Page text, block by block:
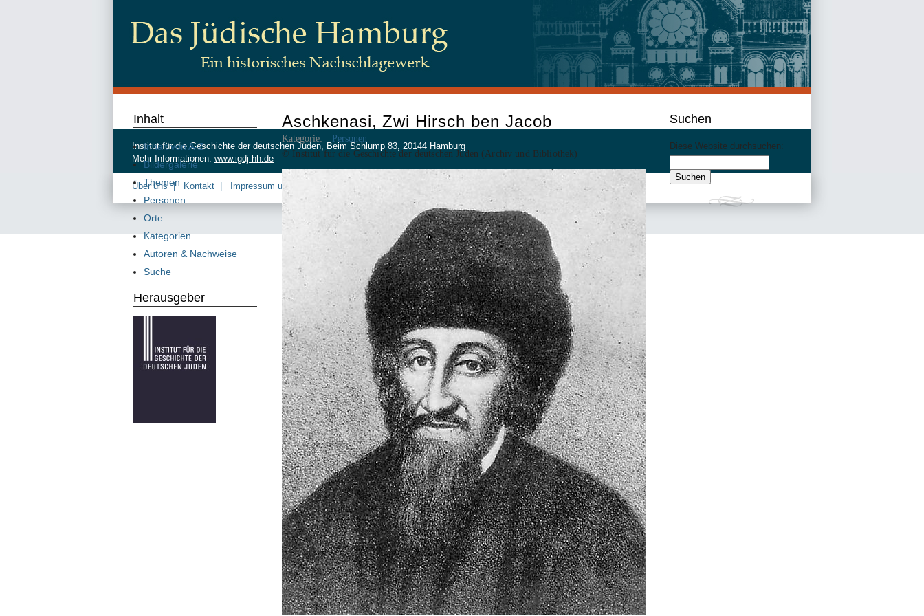
Aschkenasi, Zwi Hirsch ben Jacob
Kategorie: Personen
© Institut für die Geschichte der deutschen Juden (Archiv und Bibliothek)
Inhalt
Inhalt von A-Z
Bildergalerie
Themen
Personen
Orte
Kategorien
Autoren & Nachweise
Suche
Herausgeber
Suchen
Diese Website durchsuchen:
Institut für die Geschichte der deutschen Juden, Beim Schlump 83, 20144 Hamburg
Mehr Informationen: www.igdj-hh.de
Über uns Kontakt Impressum und Datenschutz